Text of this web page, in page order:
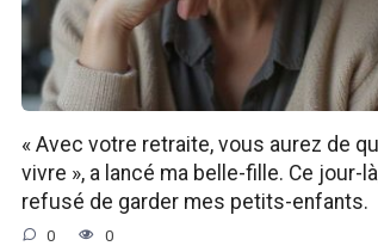
« Avec votre retraite, vous aurez de
vivre », a lancé ma belle-fille. Ce jour-
refusé de garder mes petits-enfants.
0 0